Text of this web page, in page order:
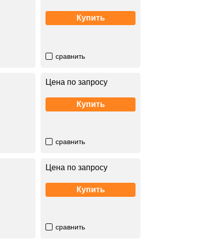
Купить
сравнить
Цена по запросу
Купить
сравнить
Цена по запросу
Купить
сравнить